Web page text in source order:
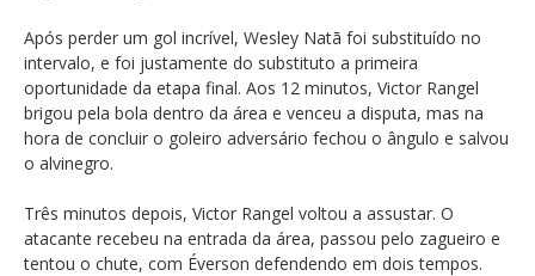
Após perder um gol incrível, Wesley Natã foi substituído no
intervalo, e foi justamente do substituto a primeira
oportunidade da etapa final. Aos 12 minutos, Victor Rangel
brigou pela bola dentro da área e venceu a disputa, mas na
hora de concluir o goleiro adversário fechou o ângulo e salvou
o alvinegro.
Três minutos depois, Victor Rangel voltou a assustar. O
atacante recebeu na entrada da área, passou pelo zagueiro e
tentou o chute, com Éverson defendendo em dois tempos.